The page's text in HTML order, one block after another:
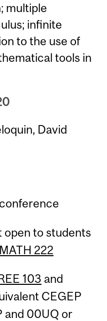
multiple
infinite
to the use of
tools in
David
open to students
MATH 222
103 and
CEGEP
and 00UQ or